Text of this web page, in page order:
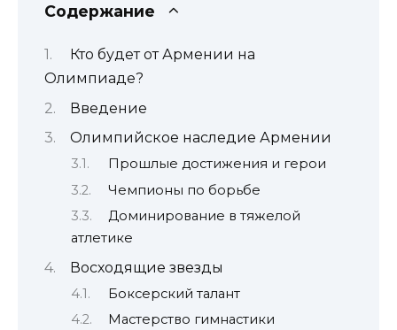
Содержание
Кто будет от Армении на
Олимпиаде?
Введение
Олимпийское наследие Армении
Прошлые достижения и герои
Чемпионы по борьбе
Доминирование в тяжелой
атлетике
Восходящие звезды
Боксерский талант
Мастерство гимнастики